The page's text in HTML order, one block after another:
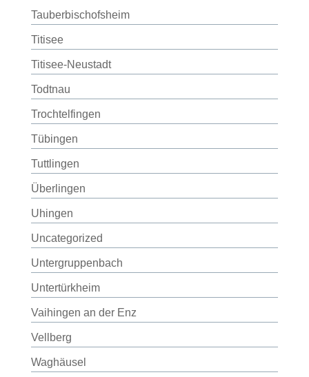
Tauberbischofsheim
Titisee
Titisee-Neustadt
Todtnau
Trochtelfingen
Tübingen
Tuttlingen
Überlingen
Uhingen
Uncategorized
Untergruppenbach
Untertürkheim
Vaihingen an der Enz
Vellberg
Waghäusel